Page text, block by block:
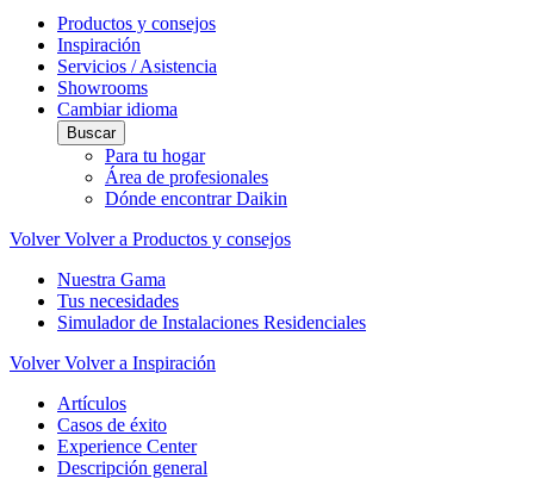
Productos y consejos
Inspiración
Servicios / Asistencia
Showrooms
Cambiar idioma
Buscar
Para tu hogar
Área de profesionales
Dónde encontrar Daikin
Volver Volver a Productos y consejos
Nuestra Gama
Tus necesidades
Simulador de Instalaciones Residenciales
Volver Volver a Inspiración
Artículos
Casos de éxito
Experience Center
Descripción general